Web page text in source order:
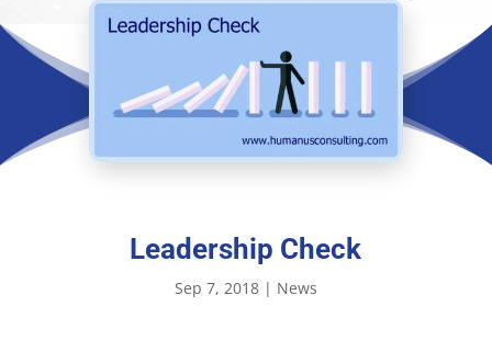
Leadership Check
Sep 7, 2018| News